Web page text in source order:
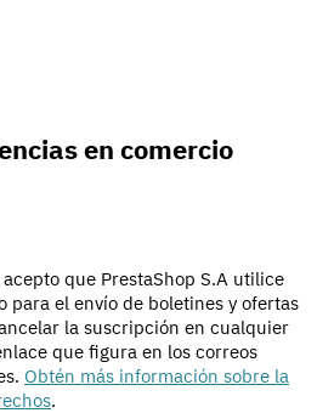
en comercio
que PrestaShop S.A utilice
para el envío de boletines y ofertas
la suscripción en cualquier
que figura en los correos
Obtén más información sobre la
.